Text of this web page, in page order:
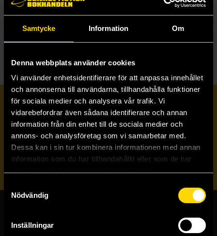
Samtycke Information Om
Denna webbplats använder cookies
Vi använder enhetsidentifierare för att anpassa innehållet
och annonserna till användarna, tillhandahålla funktioner
för sociala medier och analysera vår trafik. Vi
vidarebefordrar även sådana identifierare och annan
information från din enhet till de sociala medier och
annons- och analysföretag som vi samarbetar med.
Dessa kan i sin tur kombinera informationen med annan
information som du har tillhandahållit eller som de har
Nödvändig
Inställningar
SAMLINGSVOLYM
TECKNA & MÅLA TECKNAD SERIE
Prenumerera på vårt nyhetsbrev
Veckobrevet
Skicka
Butiker & kundtjänst